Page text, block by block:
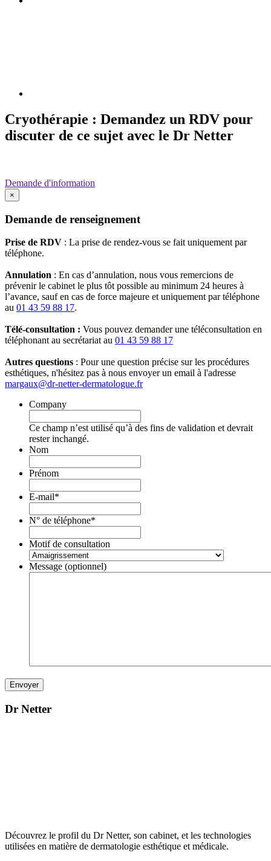
Cryothérapie : Demandez un RDV pour
discuter de ce sujet avec le Dr Netter
Demande d'information
×
Demande de renseignement
Prise de RDV : La prise de rendez-vous se fait uniquement par
téléphone.
Annulation : En cas d’annulation, nous vous remercions de
prévenir le cabinet le plus tôt possible au minimum 24 heures à
l’avance, sauf en cas de force majeure et uniquement par téléphone
au 01 43 59 88 17.
Télé-consultation : Vous pouvez demander une téléconsultation en
téléphonant au secrétariat au 01 43 59 88 17
Autres questions : Pour une question précise sur les procédures
esthétiques, n'hésitez pas à nous envoyer un email à l'adresse
margaux@dr-netter-dermatologue.fr
Company
Ce champ n’est utilisé qu’à des fins de validation et devrait
rester inchangé.
Nom
Prénom
E-mail*
N° de téléphone*
Motif de consultation
Message (optionnel)
Dr Netter
Découvrez le profil du Dr Netter, son cabinet, et les technologies
utilisées en matière de dermatologie esthétique et médicale.